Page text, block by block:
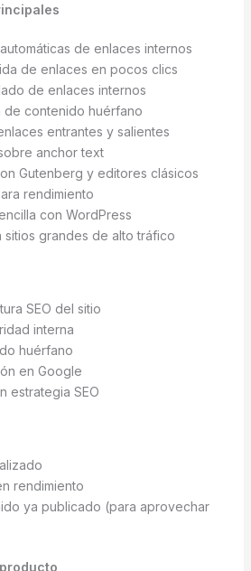
de enlaces internos
de enlaces en pocos clics
de enlaces internos
de contenido huérfano
entrantes y salientes
anchor text
Gutenberg y editores clásicos
rendimiento
con WordPress
sitios grandes de alto tráfico
SEO del sitio
interna
huérfano
en Google
estrategia SEO
rendimiento
ya publicado (para aprovechar